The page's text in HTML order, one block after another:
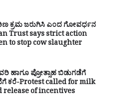
ಕ್ರಮ ಜರುಗಿಸಿ ಎಂದ ಗೋವರ್ಧನ
Trust says strict action
to stop cow slaughter
ಹಾಗೂ ಪ್ರೋತ್ಸಾಹ ಬಿಡುಗಡೆಗೆ
ಕರೆ-Protest called for milk
release of incentives